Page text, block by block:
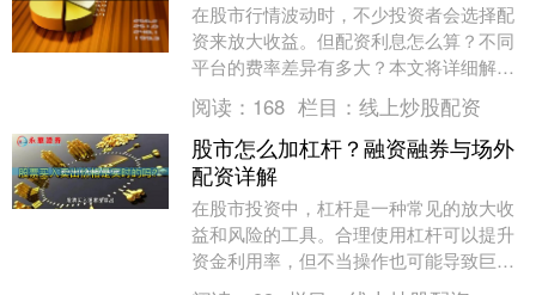
在股市行情波动时，不少投资者会选择配
资来放大收益。但配资利息怎么算？不同
平台的费率差异有多大？本文将详细解析
配资利息的计算方式，并对比最新主流平
台的费率，帮助您....
阅读： 168 栏目： 线上炒股配资
股市怎么加杠杆？融资融券与场外
配资详解
在股市投资中，杠杆是一种常见的放大收
益和风险的工具。合理使用杠杆可以提升
资金利用率，但不当操作也可能导致巨大
亏损。本文将详细解析股市加杠杆的两种